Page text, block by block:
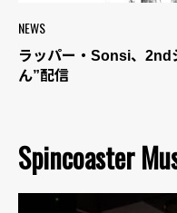
NEWS
ラッパー・Sonsi、2nd
ん”配信
Spincoaster